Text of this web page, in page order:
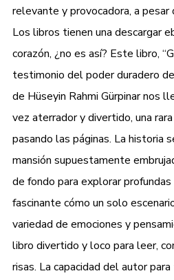
relevante y provocadora, a
Los libros tienen una descargar
corazón, ¿no es así? Este libro,
testimonio del poder duradero
de Hüseyin Rahmi Gürpinar nos
vez aterrador y divertido, una
pasando las páginas. La historia
mansión supuestamente
de fondo para explorar
fascinante cómo un solo
variedad de emociones y
libro divertido y loco para leer,
risas. La capacidad del autor